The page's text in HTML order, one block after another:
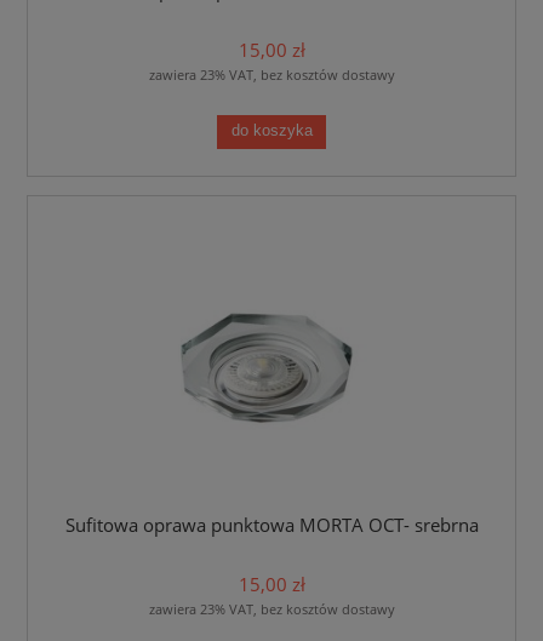
15,00 zł
zawiera 23% VAT, bez kosztów dostawy
do koszyka
Sufitowa oprawa punktowa MORTA OCT- srebrna
15,00 zł
zawiera 23% VAT, bez kosztów dostawy